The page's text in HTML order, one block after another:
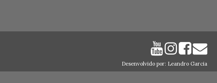
Desenvolvido por: Leandro Garcia